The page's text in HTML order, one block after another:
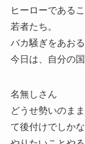
ヒーローである
若者たち。
バカ騒ぎをあおる
今日は、自分の
名無しさん
どうせ勢いのま
て後付けでしか